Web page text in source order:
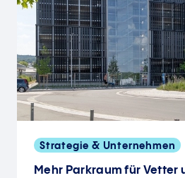
Strategie & Unternehmen
Mehr Parkraum für Vetter